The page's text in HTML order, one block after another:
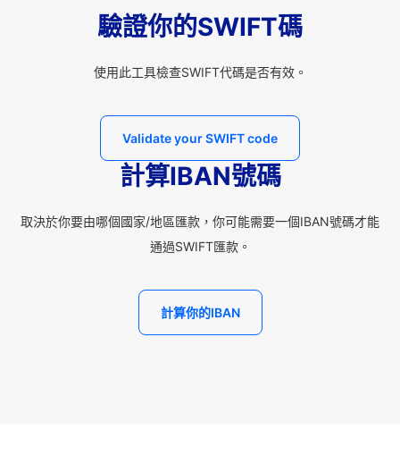
驗證你的SWIFT碼
使用此工具檢查SWIFT代碼是否有效。
Validate your SWIFT code
計算IBAN號碼
取決於你要由哪個國家/地區匯款，你可能需要一個IBAN號碼才能
通過SWIFT匯款。
計算你的IBAN